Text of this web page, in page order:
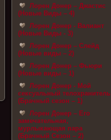
Лорен Донер – Джастис
(Новые Виды – 4)
Лорен Донер - Валиант
(Новые Виды - 3)
Лорен Донер – Слейд
(Новые виды – 2)
Лорен Донер – Фьюри
(Новые виды – 1)
Лорен Донер - Мой
сексуальный телохранитель
(Брачный сезон – 1)
Лорен Донер – Его
замечательная,
мурлыкающая пара
(Брачный Сезон – 2)